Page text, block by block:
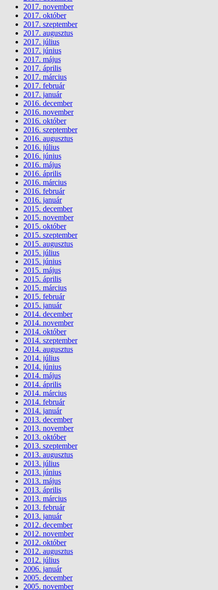
2017. november
2017. október
2017. szeptember
2017. augusztus
2017. július
2017. június
2017. május
2017. április
2017. március
2017. február
2017. január
2016. december
2016. november
2016. október
2016. szeptember
2016. augusztus
2016. július
2016. június
2016. május
2016. április
2016. március
2016. február
2016. január
2015. december
2015. november
2015. október
2015. szeptember
2015. augusztus
2015. július
2015. június
2015. május
2015. április
2015. március
2015. február
2015. január
2014. december
2014. november
2014. október
2014. szeptember
2014. augusztus
2014. július
2014. június
2014. május
2014. április
2014. március
2014. február
2014. január
2013. december
2013. november
2013. október
2013. szeptember
2013. augusztus
2013. július
2013. június
2013. május
2013. április
2013. március
2013. február
2013. január
2012. december
2012. november
2012. október
2012. augusztus
2012. július
2006. január
2005. december
2005. november